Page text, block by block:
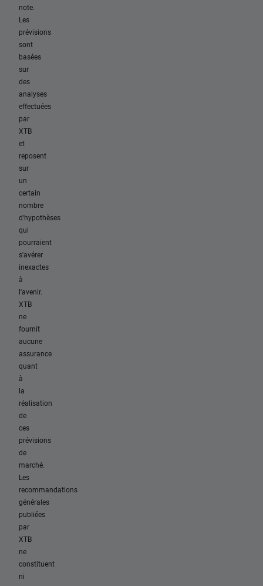
note.
Les
prévisions
sont
basées
sur
des
analyses
effectuées
par
XTB
et
reposent
sur
un
certain
nombre
d'hypothèses
qui
pourraient
s'avérer
inexactes
à
l'avenir.
XTB
ne
fournit
aucune
assurance
quant
à
la
réalisation
de
ces
prévisions
de
marché.
Les
recommandations
générales
publiées
par
XTB
ne
constituent
ni